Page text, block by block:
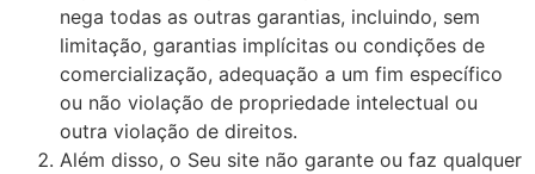
nega todas as outras garantias, incluindo, sem
limitação, garantias implícitas ou condições de
comercialização, adequação a um fim específico
ou não violação de propriedade intelectual ou
outra violação de direitos.
Além disso, o Seu site não garante ou faz qualquer